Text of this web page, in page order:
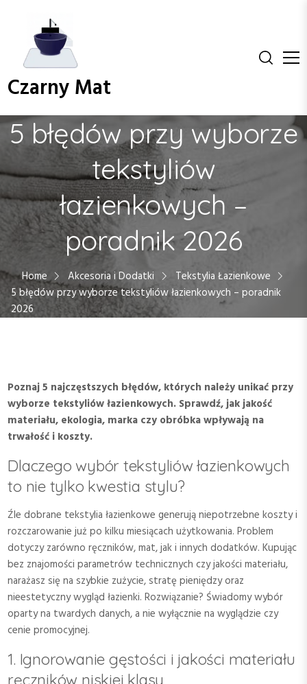
o
e
n
t
Czarny Mat
5 błędów przy wyborze
tekstyliów
łazienkowych –
poradnik 2026
Home Akcesoria i Dodatki
Tekstylia Łazienkowe
5 błędów przy wyborze tekstyliów łazienkowych – poradnik
2026
Poznaj 5 najczęstszych błędów, których należy unikać przy
wyborze tekstyliów łazienkowych. Sprawdź, jak jakość
materiału, ekologia, marka czy obróbka wpływają na
trwałość i koszty.
Dlaczego wybór tekstyliów łazienkowych
to nie tylko kwestia stylu?
Źle dobrane tekstylia łazienkowe generują niepotrzebne koszty i
rozczarowanie już po kilku miesiącach użytkowania. Problem
dotyczy zarówno ręczników, mat, jak i innych dodatków. Kupując
bez znajomości parametrów technicznych czy jakości materiału,
narażasz się na szybkie zużycie, stratę pieniędzy oraz
nieestetyczny wygląd łazienki. Rozwiązanie? Świadomy wybór
oparty na twardych danych, a nie wyłącznie na wyglądzie czy
cenie promocyjnej.
1. Ignorowanie gęstości i jakości materiału
ręczników niskiej klasy